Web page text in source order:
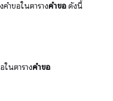
ำขอในตารางคำขอ ดังนี้
ในตารางคำขอ